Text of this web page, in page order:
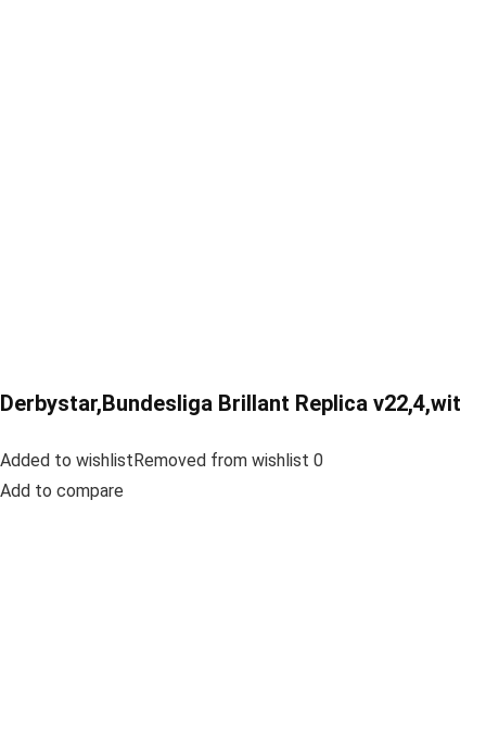
Derbystar,Bundesliga Brillant Replica v22,4,wit
Added to wishlistRemoved from wishlist 0
Add to compare